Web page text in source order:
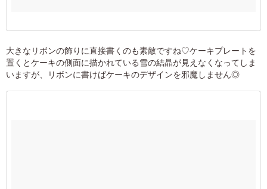
大きなリボンの飾りに直接書くのも素敵ですね♡ケーキプレートを
置くとケーキの側面に描かれている雪の結晶が見えなくなってしま
いますが、リボンに書けばケーキのデザインを邪魔しません◎